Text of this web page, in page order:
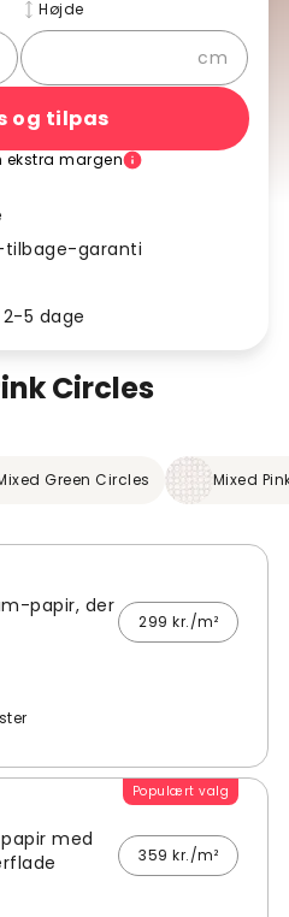
Circles
Green Circles Mixed
papir, der
299 kr./m²
Populært valg
med
359 kr./m²
Højde
cm
og tilpas
ekstra margen
tilbage-garanti
5 dage